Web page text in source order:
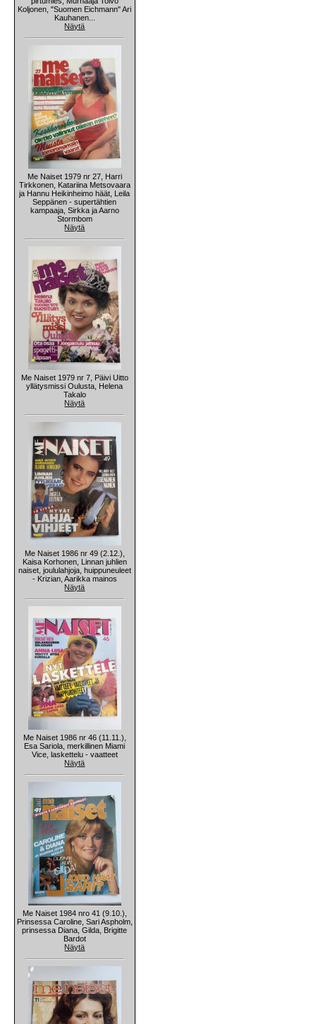
Koljonen, "Suomen Eichmann" Ari
Kauhanen...
Näytä
Me Naiset 1979 nr 27, Harri
Tirkkonen, Katariina Metsovaara
ja Hannu Heikinheimo häät, Leila
Seppänen - supertähtien
kampaaja, Sirkka ja Aarno
Stormbom
Näytä
Me Naiset 1979 nr 7, Päivi Uitto
yllätysmissi Oulusta, Helena
Takalo
Näytä
Me Naiset 1986 nr 49 (2.12.),
Kaisa Korhonen, Linnan juhlien
naiset, joululahjoja, huippuneuleet
- Krizian, Aarikka mainos
Näytä
Me Naiset 1986 nr 46 (11.11.),
Esa Sariola, merkillinen Miami
Vice, laskettelu - vaatteet
Näytä
Me Naiset 1984 nro 41 (9.10.),
Prinsessa Caroline, Sari Aspholm,
prinsessa Diana, Gilda, Brigitte
Bardot
Näytä